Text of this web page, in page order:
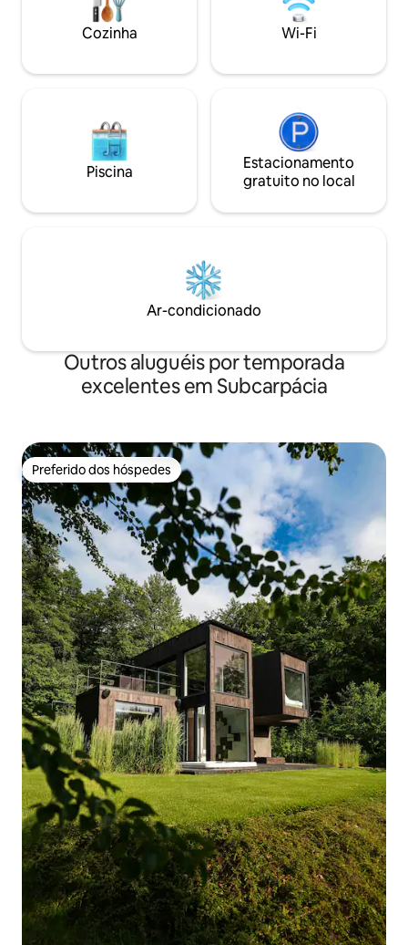
pode relaxar e
É o lugar perfeito
buscam paz e
Cozinha Wi-Fi
Piscina
Estacionamento
gratuito no local
Ar-condicionado
Outros aluguéis por temporada
excelentes em Subcarpácia
Preferido dos hóspedes
Preferido dos hóspedes